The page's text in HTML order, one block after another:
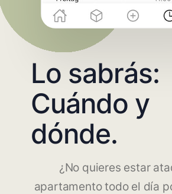
Lo sabrás:
Cuándo y
dónde.
¿No quieres estar
apartamento todo el día